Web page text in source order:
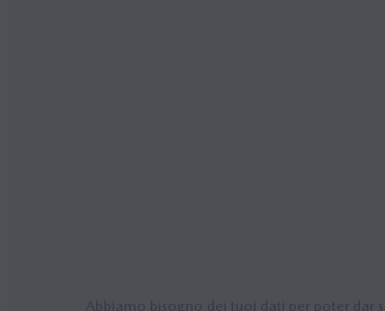
Abbiamo bisogno dei tuoi dati per poter dar